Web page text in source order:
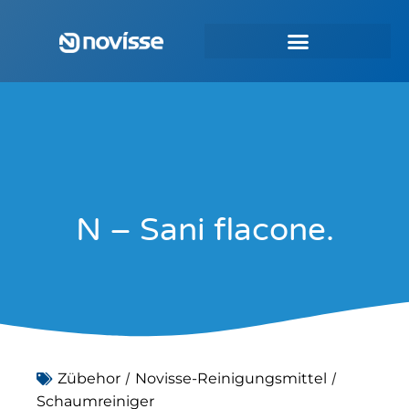
N – Sani flacone.
Zübehor / Novisse-Reinigungsmittel /
Schaumreiniger